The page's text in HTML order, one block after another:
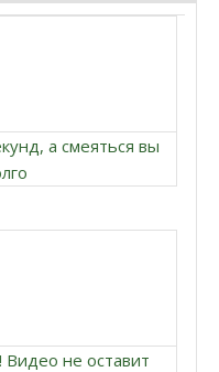
а смеяться вы
Видео не оставит